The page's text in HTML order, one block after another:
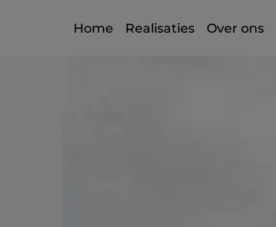
Home Realisaties Over ons